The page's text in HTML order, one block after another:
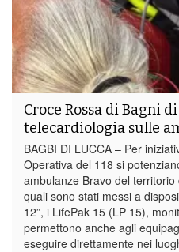
Croce Rossa di Bagni
telecardiologia sulle
BAGBI DI LUCCA – Per
Operativa del 118 si
ambulanze Bravo del
quali sono stati messi a
12”, i LifePak 15 (LP 15),
permettono anche agli
eseguire direttamente nei